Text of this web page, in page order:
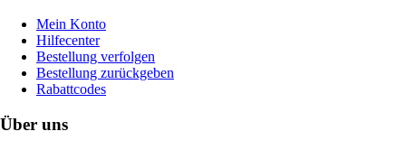
Mein Konto
Hilfecenter
Bestellung verfolgen
Bestellung zurückgeben
Rabattcodes
Über uns